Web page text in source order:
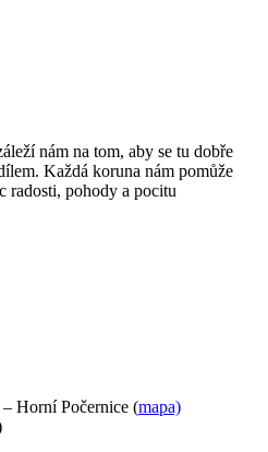
nám na tom, aby se tu dobře
Každá koruna nám pomůže
radosti, pohody a pocitu
Horní Počernice (mapa)